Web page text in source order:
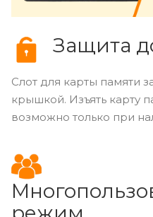
Защита
Слот для карты памяти
крышкой. Изъять карту
возможно только при